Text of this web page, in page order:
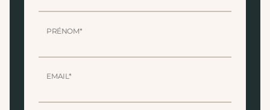
PRÉNOM*
EMAIL*